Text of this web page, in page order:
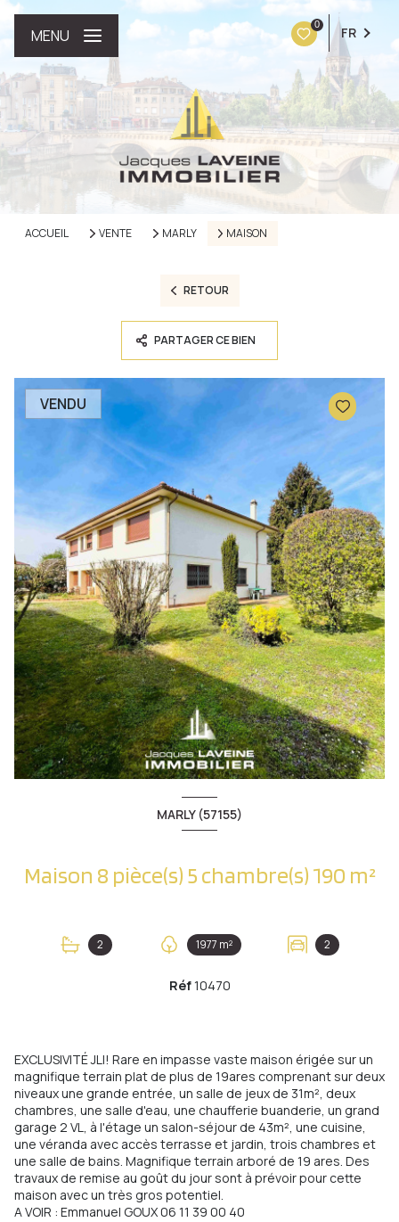
0 FR
MENU
ACCUEIL VENTE MARLY MAISON
RETOUR
PARTAGER CE BIEN
VENDU
MARLY (57155)
Maison 8 pièce(s) 5 chambre(s) 190 m²
2 1977 m² 2
Réf10470
EXCLUSIVITÉ JLI! Rare en impasse vaste maison érigée sur un
magnifique terrain plat de plus de 19ares comprenant sur deux
niveaux une grande entrée, un salle de jeux de 31m², deux
chambres, une salle d'eau, une chaufferie buanderie, un grand
garage 2 VL, à l'étage un salon-séjour de 43m², une cuisine,
une véranda avec accès terrasse et jardin, trois chambres et
une salle de bains. Magnifique terrain arboré de 19 ares. Des
travaux de remise au goût du jour sont à prévoir pour cette
maison avec un très gros potentiel.
A VOIR : Emmanuel GOUX 06 11 39 00 40